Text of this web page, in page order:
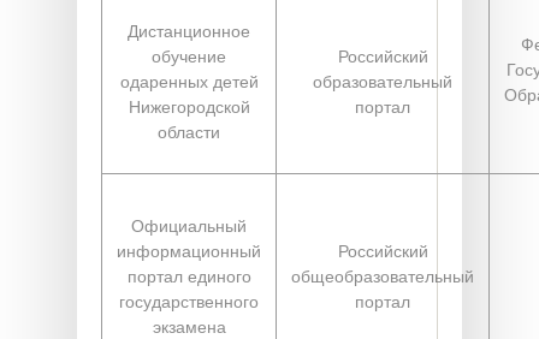
Дистанционное
обучение
одаренных детей
Нижегородской
области
Российский
образовательный
портал
Официальный
информационный
портал единого
государственного
экзамена
Российский
общеобразовательный
портал